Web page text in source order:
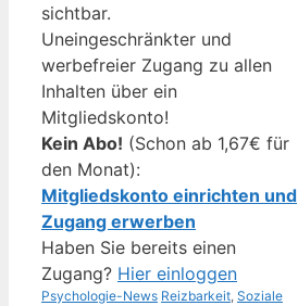
sichtbar.
Uneingeschränkter und
werbefreier Zugang zu allen
Inhalten über ein
Mitgliedskonto!
Kein Abo! (Schon ab 1,67€ für
den Monat):
Mitgliedskonto einrichten und
Zugang erwerben
Haben Sie bereits einen
Zugang? Hier einloggen
Kategorien
Psychologie-News Schlagwörter
Reizbarkeit, Soziale